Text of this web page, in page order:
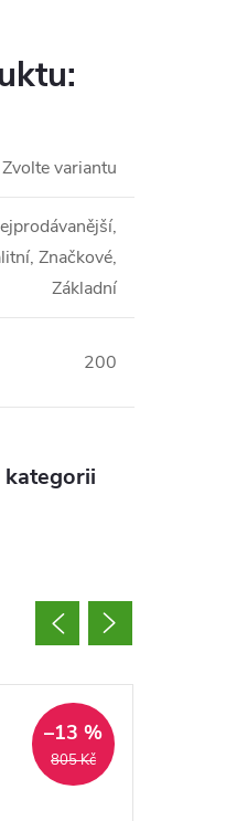
Zvolte variantu
Značkové,
Základní
200
805 Kč
–13 %